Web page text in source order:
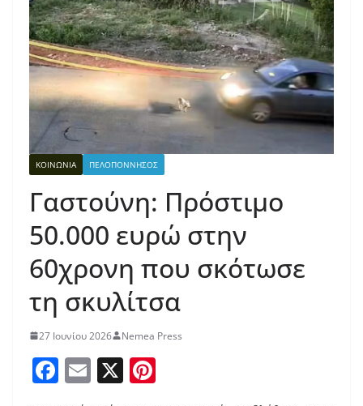
ΚΟΙΝΩΝΙΑ ΠΕΛΟΠΟΝΝΗΣΟΣ
Γαστούνη: Πρόστιμο
50.000 ευρώ στην
60χρονη που σκότωσε
τη σκυλίτσα
27 Ιουνίου 2026 Nemea Press
F E
m
X